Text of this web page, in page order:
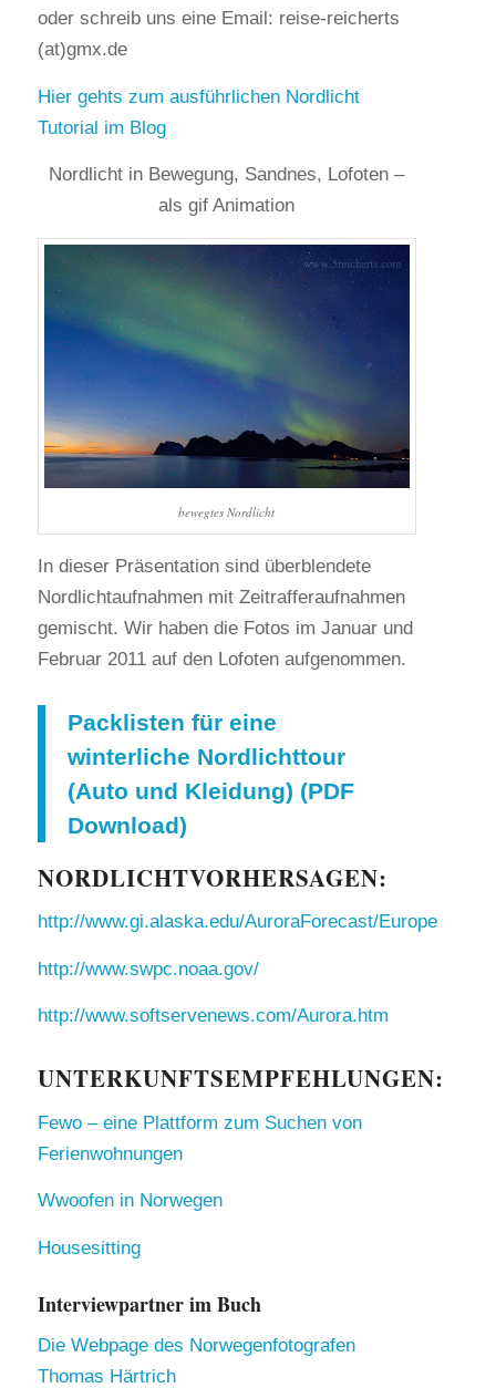
oder schreib uns eine Email: reise-reicherts
(at)gmx.de
Hier gehts zum ausführlichen Nordlicht
Tutorial im Blog
Nordlicht in Bewegung, Sandnes, Lofoten –
als gif Animation
bewegtes Nordlicht
In dieser Präsentation sind überblendete
Nordlichtaufnahmen mit Zeitrafferaufnahmen
gemischt. Wir haben die Fotos im Januar und
Februar 2011 auf den Lofoten aufgenommen.
Packlisten für eine
winterliche Nordlichttour
(Auto und Kleidung) (PDF
Download)
NORDLICHTVORHERSAGEN:
http://www.gi.alaska.edu/AuroraForecast/Europe
http://www.swpc.noaa.gov/
http://www.softservenews.com/Aurora.htm
UNTERKUNFTSEMPFEHLUNGEN:
Fewo – eine Plattform zum Suchen von
Ferienwohnungen
Wwoofen in Norwegen
Housesitting
Interviewpartner im Buch
Die Webpage des Norwegenfotografen
Thomas Härtrich